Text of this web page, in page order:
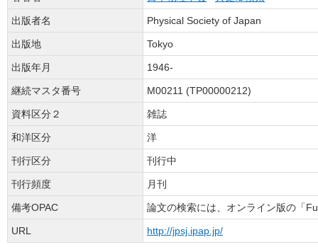
出版者名 Physical Society of Japan
出版地 Tokyo
出版年月 1946-
継続マスタ番号 M00211 (TP00000212)
資料区分２ 雑誌
和洋区分 洋
刊行区分 刊行中
刊行頻度 月刊
備考OPAC 論文の検索には、オンライン版の「
URL http://jpsj.ipap.jp/